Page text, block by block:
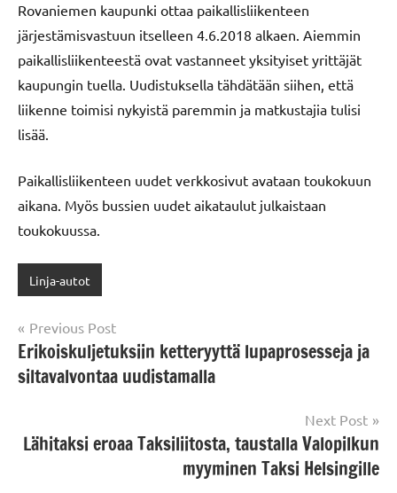
Rovaniemen kaupunki ottaa paikallisliikenteen
järjestämisvastuun itselleen 4.6.2018 alkaen. Aiemmin
paikallisliikenteestä ovat vastanneet yksityiset yrittäjät
kaupungin tuella. Uudistuksella tähdätään siihen, että
liikenne toimisi nykyistä paremmin ja matkustajia tulisi
lisää.
Paikallisliikenteen uudet verkkosivut avataan toukokuun
aikana. Myös bussien uudet aikataulut julkaistaan
toukokuussa.
Linja-autot
Post
navigation
Previous Post
Erikoiskuljetuksiin ketteryyttä lupaprosesseja ja
siltavalvontaa uudistamalla
Next Post
Lähitaksi eroaa Taksiliitosta, taustalla Valopilkun
myyminen Taksi Helsingille